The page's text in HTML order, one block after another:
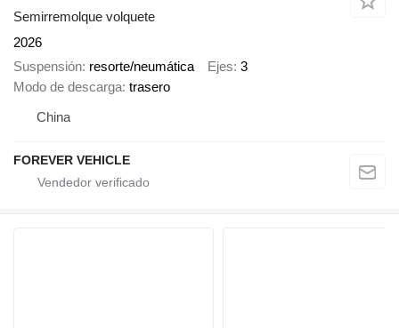
Semirremolque volquete
2026
Suspensión resorte/neumática Ejes 3
Modo de descarga trasero
China
FOREVER VEHICLE